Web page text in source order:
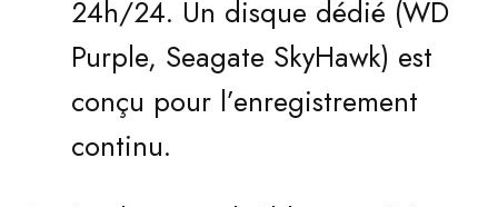
24h/24. Un disque dédié (WD
Purple, Seagate SkyHawk) est
conçu pour l’enregistrement
continu.